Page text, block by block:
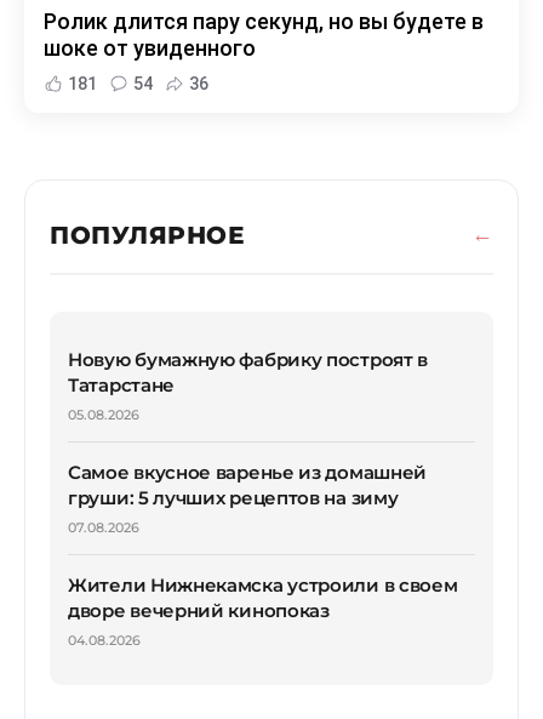
Ролик длится пару секунд, но вы будете в
шоке от увиденного
181 54 36
ПОПУЛЯРНОЕ
Новую бумажную фабрику построят в
Татарстане
05.08.2026
Самое вкусное варенье из домашней
груши: 5 лучших рецептов на зиму
07.08.2026
Жители Нижнекамска устроили в своем
дворе вечерний кинопоказ
04.08.2026